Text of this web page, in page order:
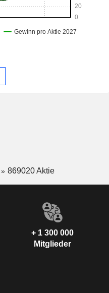
869020 Aktie
+ 1 300 000
Mitglieder